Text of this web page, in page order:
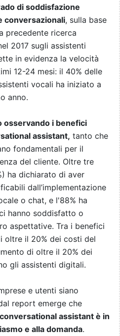
di soddisfazione
conversazionali, sulla base
precedente ricerca
2017 sugli assistenti
in evidenza la velocità
12-24 mesi: il 40% delle
vocali ha iniziato a
anno.
osservando i benefici
assistant, tanto che
fondamentali per il
del cliente. Oltre tre
ha dichiarato di aver
dall’implementazione
o chat, e l'88% ha
hanno soddisfatto o
aspettative. Tra i benefici
oltre il 20% dei costi del
di oltre il 20% dei
gli assistenti digitali.
e utenti siano
report emerge che
assistant è in
e alla domanda.